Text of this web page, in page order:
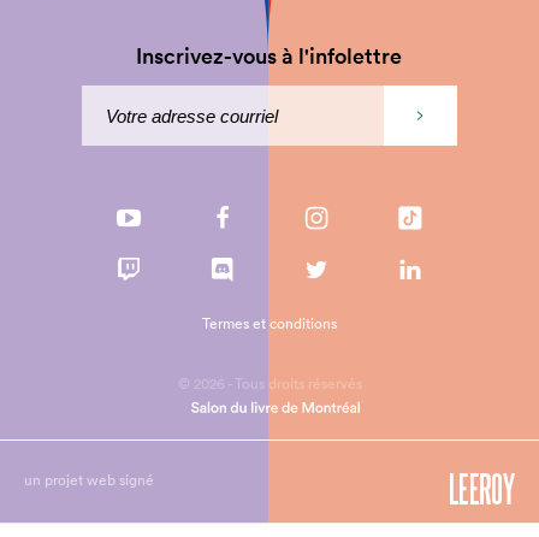
Inscrivez-vous à l'infolettre
© 2026 - Tous droits réservés
Termes et conditions
un projet web signé